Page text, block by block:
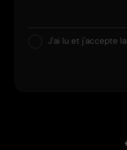
J'ai lu et j'accepte la